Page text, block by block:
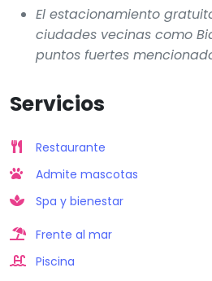
El estacionamiento
ciudades vecinas como
puntos fuertes
Servicios
Restaurante
Admite mascotas
Spa y bienestar
Frente al mar
Piscina